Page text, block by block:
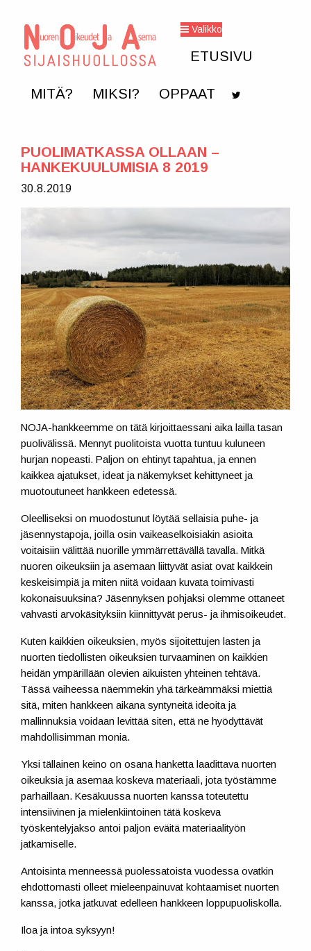
Skip
content
Valikko
ETUSIVU
MITÄ? MIKSI? OPPAAT
PUOLIMATKASSA OLLAAN –
HANKEKUULUMISIA 8 2019
30.8.2019
NOJA-hankkeemme on tätä kirjoittaessani aika lailla tasan
puolivälissä. Mennyt puolitoista vuotta tuntuu kuluneen
hurjan nopeasti. Paljon on ehtinyt tapahtua, ja ennen
kaikkea ajatukset, ideat ja näkemykset kehittyneet ja
muotoutuneet hankkeen edetessä.
Oleelliseksi on muodostunut löytää sellaisia puhe- ja
jäsennystapoja, joilla osin vaikeaselkoisiakin asioita
voitaisiin välittää nuorille ymmärrettävällä tavalla. Mitkä
nuoren oikeuksiin ja asemaan liittyvät asiat ovat kaikkein
keskeisimpiä ja miten niitä voidaan kuvata toimivasti
kokonaisuuksina? Jäsennyksen pohjaksi olemme ottaneet
vahvasti arvokäsityksiin kiinnittyvät perus- ja ihmisoikeudet.
Kuten kaikkien oikeuksien, myös sijoitettujen lasten ja
nuorten tiedollisten oikeuksien turvaaminen on kaikkien
heidän ympärillään olevien aikuisten yhteinen tehtävä.
Tässä vaiheessa näemmekin yhä tärkeämmäksi miettiä
sitä, miten hankkeen aikana syntyneitä ideoita ja
mallinnuksia voidaan levittää siten, että ne hyödyttävät
mahdollisimman monia.
Yksi tällainen keino on osana hanketta laadittava nuorten
oikeuksia ja asemaa koskeva materiaali, jota työstämme
parhaillaan. Kesäkuussa nuorten kanssa toteutettu
intensiivinen ja mielenkiintoinen tätä koskeva
työskentelyjakso antoi paljon eväitä materiaalityön
jatkamiselle.
Antoisinta menneessä puolessatoista vuodessa ovatkin
ehdottomasti olleet mieleenpainuvat kohtaamiset nuorten
kanssa, jotka jatkuvat edelleen hankkeen loppupuoliskolla.
Iloa ja intoa syksyyn!